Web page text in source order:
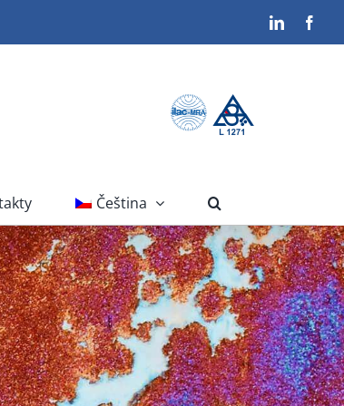
LinkedIn
Čeština